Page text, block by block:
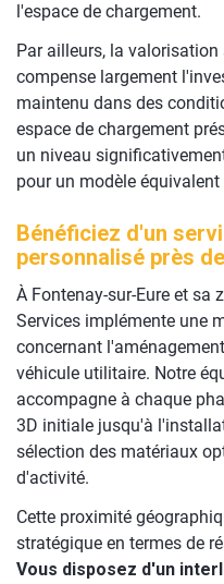
l'espace de chargement.
Par ailleurs, la
compense largement
maintenu dans des
espace de chargement
un niveau
pour un modèle équivalent
Bénéficiez d'un
personnalisé près
À Fontenay-sur-Eure et sa
Services implémente une
concernant
véhicule utilitaire. Notre
accompagne à chaque
3D initiale jusqu'à
sélection des matériaux
d'activité.
Cette proximité
stratégique en termes de
Vous disposez d'un